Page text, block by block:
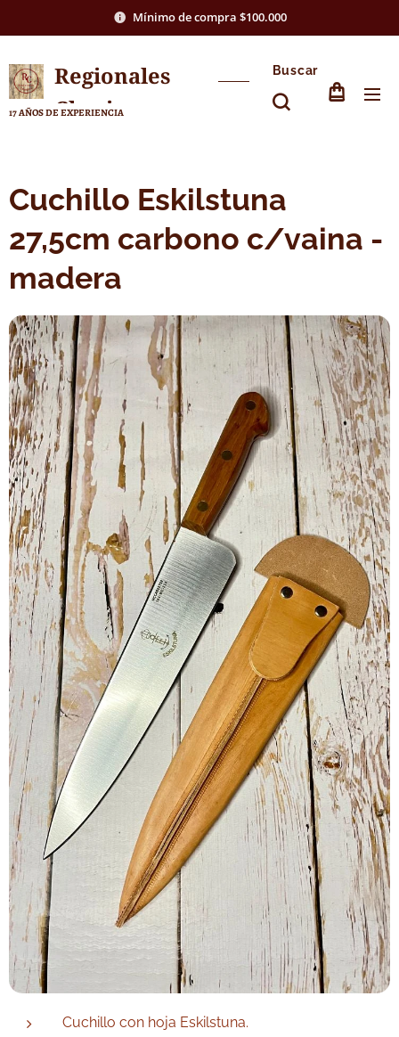
Mínimo de compra $100.000
Regionales
Chasico
17 AÑOS DE EXPERIENCIA
Buscar
Cuchillo Eskilstuna
27,5cm carbono c/vaina -
madera
Cuchillo con hoja Eskilstuna.